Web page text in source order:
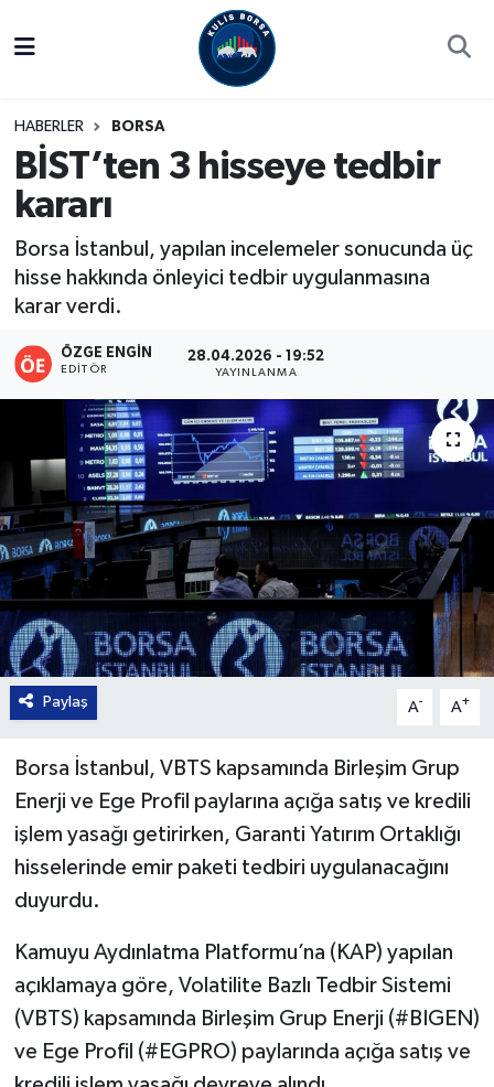
HABERLER BORSA
BİST’ten 3 hisseye tedbir
kararı
Borsa İstanbul, yapılan incelemeler sonucunda üç
hisse hakkında önleyici tedbir uygulanmasına
karar verdi.
ÖZGE ENGIN
EDITÖR
28.04.2026 - 19:52
YAYINLANMA
Paylaş A- A+
Borsa İstanbul, VBTS kapsamında Birleşim Grup
Enerji ve Ege Profil paylarına açığa satış ve kredili
işlem yasağı getirirken, Garanti Yatırım Ortaklığı
hisselerinde emir paketi tedbiri uygulanacağını
duyurdu.
Kamuyu Aydınlatma Platformu’na (KAP) yapılan
açıklamaya göre, Volatilite Bazlı Tedbir Sistemi
(VBTS) kapsamında Birleşim Grup Enerji (#BIGEN)
ve Ege Profil (#EGPRO) paylarında açığa satış ve
Kulis Haber
Halka Arzlar
Ekonomi
Süper Lig Puan Durumu ve Fikstür
Tüm Manşetler
Son Dakika Haberleri
Haber Arşivi